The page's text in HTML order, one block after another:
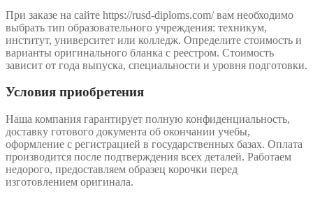
При заказе на сайте https://rusd-diploms.com/ вам необходимо
выбрать тип образовательного учреждения: техникум,
институт, университет или колледж. Определите стоимость и
варианты оригинального бланка с реестром. Стоимость
зависит от года выпуска, специальности и уровня подготовки.
Условия приобретения
Наша компания гарантирует полную конфиденциальность,
доставку готового документа об окончании учебы,
оформление с регистрацией в государственных базах. Оплата
производится после подтверждения всех деталей. Работаем
недорого, предоставляем образец корочки перед
изготовлением оригинала.